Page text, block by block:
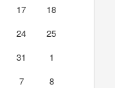
17
18
24
25
31
1
7 8